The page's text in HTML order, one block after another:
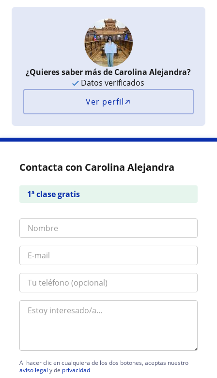
¿Quieres saber más de Carolina Alejandra?
Datos verificados
Ver perfil
Contacta con Carolina Alejandra
1ª clase gratis
Al hacer clic en cualquiera de los dos botones, aceptas nuestro
aviso legal y de privacidad